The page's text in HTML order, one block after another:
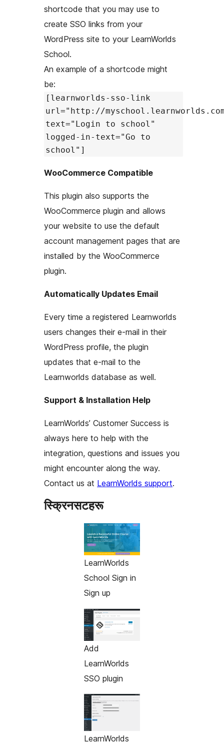
shortcode that you may use to
create SSO links from your
WordPress site to your LearnWorlds
School.
An example of a shortcode might
be:
[learnworlds-sso-link
url="http://
text="Login to school"
logged-in-text="Go to
school"]
WooCommerce Compatible
This plugin also supports the
WooCommerce plugin and allows
your website to use the default
account management pages that are
installed by the WooCommerce
plugin.
Automatically Updates Email
Every time a registered Learnworlds
users changes their e-mail in their
WordPress profile, the plugin
updates that e-mail to the
Learnworlds database as well.
Support & Installation Help
LearnWorlds’ Customer Success is
always here to help with the
integration, questions and issues you
might encounter along the way.
Contact us at LearnWorlds support.
स्क्रिनसटहरू
LearnWorlds
School Sign in
Sign up
Add
LearnWorlds
SSO plugin
LearnWorlds